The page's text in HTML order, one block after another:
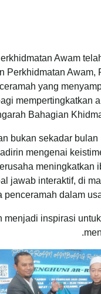
Awam
yang
mempertingkatkan
Bahagian
bukan sekadar
mengenai
jawab interaktif, di
penceramah dalam
inspirasi